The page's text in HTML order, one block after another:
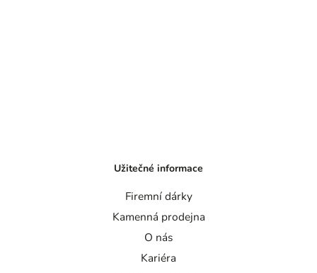
Užitečné informace
Firemní dárky
Kamenná prodejna
O nás
Kariéra